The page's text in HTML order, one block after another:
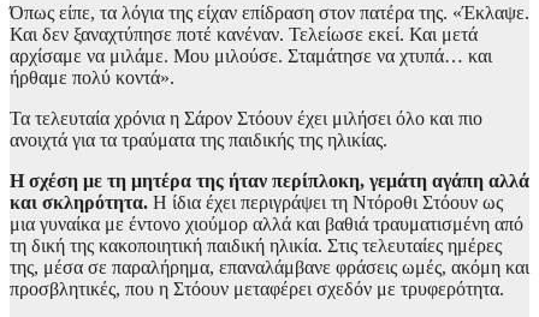
Όπως είπε, τα λόγια της είχαν επίδραση στον πατέρα της. «Έκλαψε.
Και δεν ξαναχτύπησε ποτέ κανέναν. Τελείωσε εκεί. Και μετά
αρχίσαμε να μιλάμε. Μου μιλούσε. Σταμάτησε να χτυπά… και
ήρθαμε πολύ κοντά».
Τα τελευταία χρόνια η Σάρον Στόουν έχει μιλήσει όλο και πιο
ανοιχτά για τα τραύματα της παιδικής της ηλικίας.
Η σχέση με τη μητέρα της ήταν περίπλοκη, γεμάτη αγάπη αλλά
και σκληρότητα. Η ίδια έχει περιγράψει τη Ντόροθι Στόουν ως
μια γυναίκα με έντονο χιούμορ αλλά και βαθιά τραυματισμένη από
τη δική της κακοποιητική παιδική ηλικία. Στις τελευταίες ημέρες
της, μέσα σε παραλήρημα, επαναλάμβανε φράσεις ωμές, ακόμη και
προσβλητικές, που η Στόουν μεταφέρει σχεδόν με τρυφερότητα.